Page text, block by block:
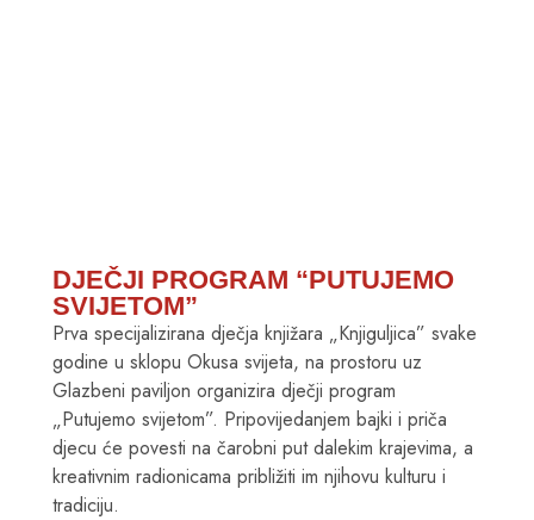
DJEČJI PROGRAM “PUTUJEMO
SVIJETOM”
Prva specijalizirana dječja knjižara „Knjiguljica” svake
godine u sklopu Okusa svijeta, na prostoru uz
Glazbeni paviljon organizira dječji program
„Putujemo svijetom”. Pripovijedanjem bajki i priča
djecu će povesti na čarobni put dalekim krajevima, a
kreativnim radionicama približiti im njihovu kulturu i
tradiciju.